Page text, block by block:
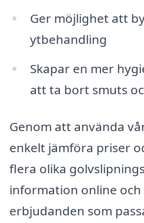
Ger möjlighet att
ytbehandling
Skapar en mer
att ta bort smuts
Genom att använda
enkelt jämföra priser
flera olika
information online
erbjudanden som